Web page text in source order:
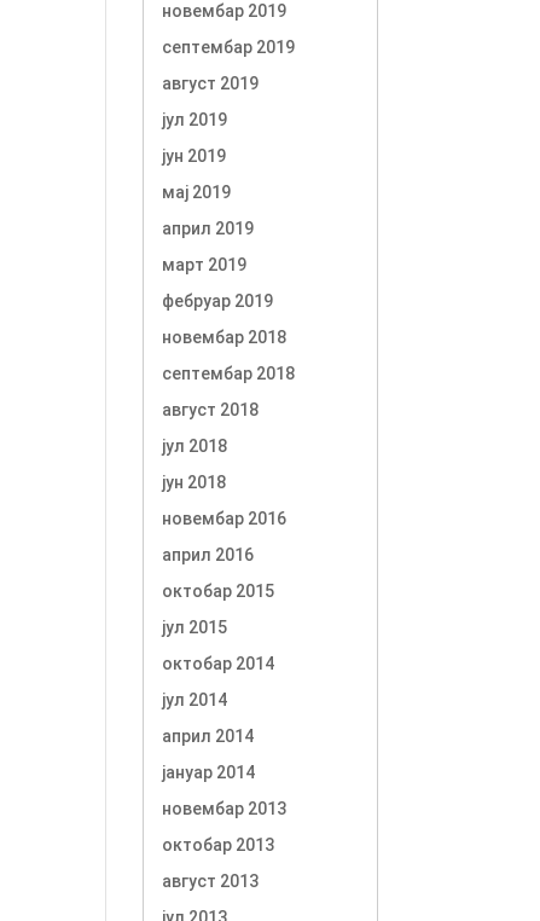
новембар 2019
септембар 2019
август 2019
јул 2019
јун 2019
мај 2019
април 2019
март 2019
фебруар 2019
новембар 2018
септембар 2018
август 2018
јул 2018
јун 2018
новембар 2016
април 2016
октобар 2015
јул 2015
октобар 2014
јул 2014
април 2014
јануар 2014
новембар 2013
октобар 2013
август 2013